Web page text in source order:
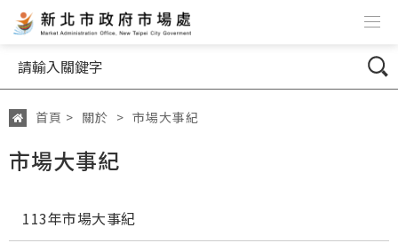
跳到主要內容
網站導覽
搜尋
首頁 > 關於 > 市場大事紀
市場大事紀
113年市場大事紀